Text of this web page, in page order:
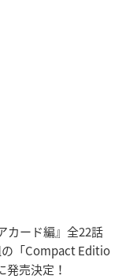
カード編』全22話
「Compact Editio
売決定！